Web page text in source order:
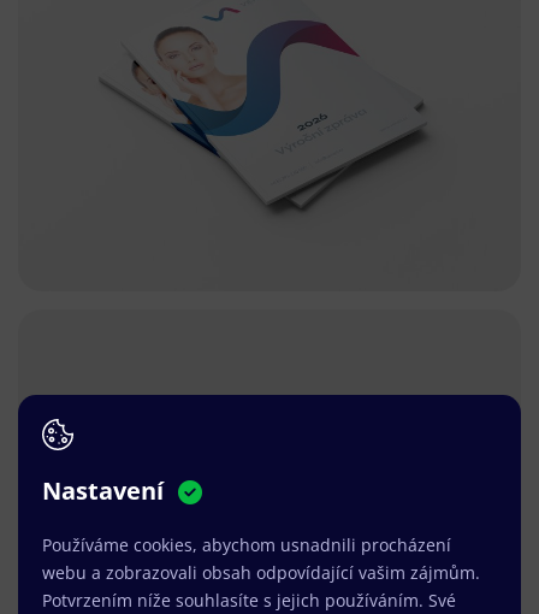
Nastavení
Používáme cookies, abychom usnadnili procházení
webu a zobrazovali obsah odpovídající vašim zájmům.
Potvrzením níže souhlasíte s jejich používáním. Své